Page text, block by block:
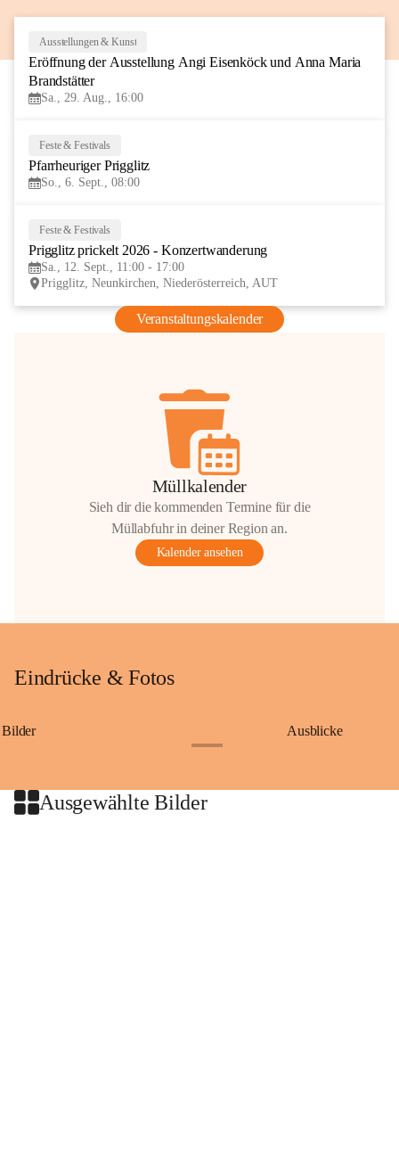
AUG
Ausstellungen & Kunst
Eröffnung der Ausstellung Angi Eisenköck und Anna Maria
Brandstätter
Sa., 29. Aug., 16:00
Feste & Festivals
Pfarrheuriger Prigglitz
So., 6. Sept., 08:00
Feste & Festivals
Prigglitz prickelt 2026 - Konzertwanderung
Sa., 12. Sept., 11:00 - 17:00
Prigglitz, Neunkirchen, Niederösterreich, AUT
Veranstaltungskalender
Müllkalender
Sieh dir die kommenden Termine für die
Müllabfuhr in deiner Region an.
Kalender ansehen
Eindrücke & Fotos
Bilder Ausblicke
Ausgewählte Bilder